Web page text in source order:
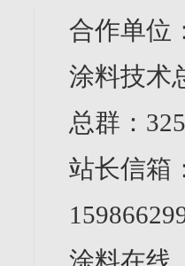
合作单位
涂料技术
总群：
站长信箱